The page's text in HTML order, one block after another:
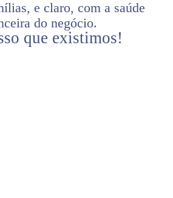
e claro, com a saúde
do negócio.
que existimos!